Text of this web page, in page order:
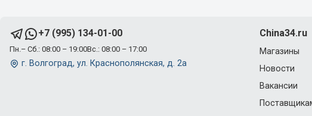
+7 (995) 134-01-00
Пн.– Сб.: 08:00 – 19:00Вс.: 08:00 – 17:00
г. Волгоград, ул. Краснополянская, д. 2а
China34.ru
Магазины
Новости
Вакансии